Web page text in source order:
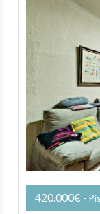
420.000€ -